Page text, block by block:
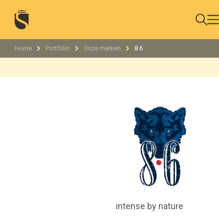
Home Portfolio Onze merken 8.6
intense by nature